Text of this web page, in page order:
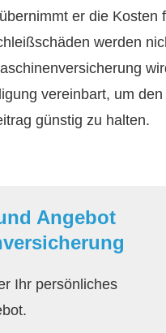
er die Kosten
werden
vereinbart, um den
günstig zu halten.
Angebot
Ihr persönliches